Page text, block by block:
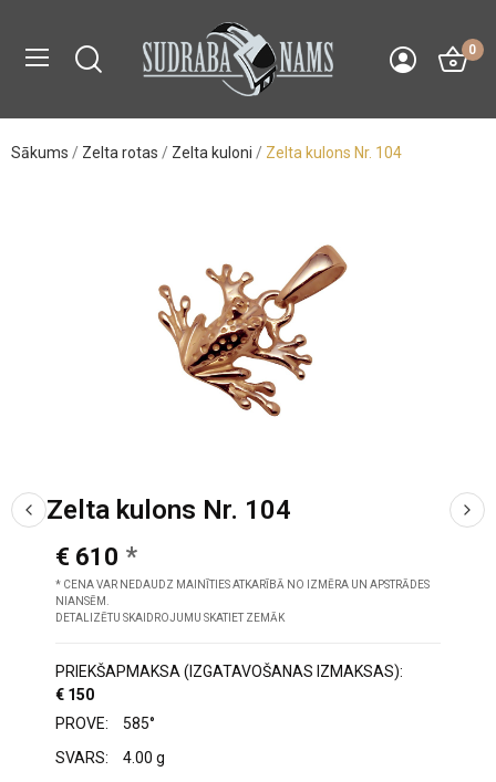
0
Sākums Zelta rotas Zelta kuloni Zelta kulons Nr. 104
Zelta kulons Nr. 104
€ 610
* CENA VAR NEDAUDZ MAINĪTIES ATKARĪBĀ NO IZMĒRA UN APSTRĀDES
NIANSĒM.
DETALIZĒTU SKAIDROJUMU SKATIET ZEMĀK
PRIEKŠAPMAKSA (IZGATAVOŠANAS IZMAKSAS):
€ 150
PROVE:
585°
SVARS:
4.00 g